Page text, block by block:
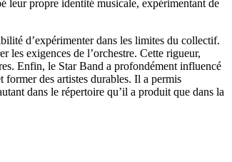
leur propre identité musicale, expérimentant de
d’expérimenter dans les limites du collectif.
les exigences de l’orchestre. Cette rigueur,
Enfin, le Star Band a profondément influencé
des artistes durables. Il a permis
dans le répertoire qu’il a produit que dans la